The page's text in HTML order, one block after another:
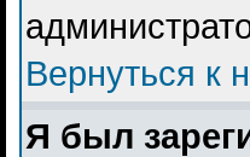
Вернуться к
Я был